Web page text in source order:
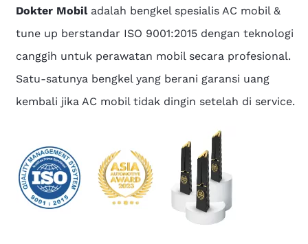
Dokter Mobiladalah bengkel spesialis AC mobil &
tune up berstandar ISO 9001:2015 dengan teknologi
canggih untuk perawatan mobil secara profesional.
Satu-satunya bengkel yang berani garansi uang
kembali jika AC mobil tidak dingin setelah di service.